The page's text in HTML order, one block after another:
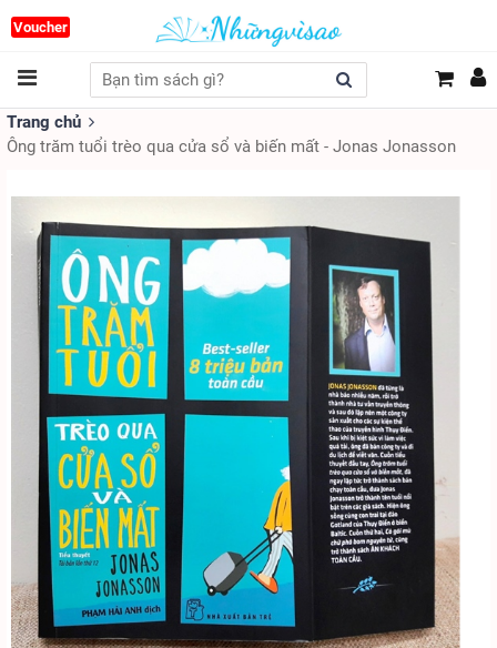
Voucher
Trang chủ
Ông trăm tuổi trèo qua cửa sổ và biến mất - Jonas Jonasson